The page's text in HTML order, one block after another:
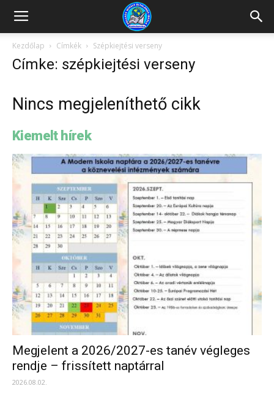
Kazincbarcikai
Pollack
Általános
Iskola
Kezdőlap Címkék Szépkiejtési verseny
Címke: szépkiejtési verseny
Nincs megjeleníthető cikk
Kiemelt hírek
Megjelent a 2026/2027-es tanév végleges
rendje – frissített naptárral
2026.08.02.